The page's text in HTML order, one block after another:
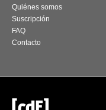
Quiénes somos
Suscripción
FAQ
Contacto